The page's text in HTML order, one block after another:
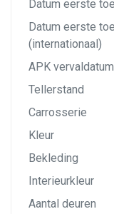
Datum eerste
Datum eerste
(internationaal)
APK vervaldatum
Tellerstand
Carrosserie
Kleur
Bekleding
Interieurkleur
Aantal deuren